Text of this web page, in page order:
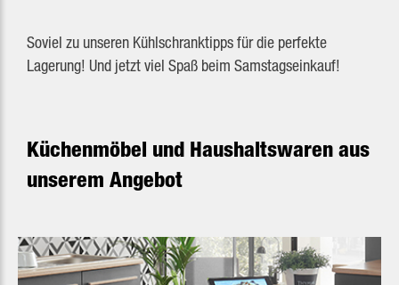
Soviel zu unseren Kühlschranktipps für die perfekte
Lagerung! Und jetzt viel Spaß beim Samstagseinkauf!
Küchenmöbel und Haushaltswaren aus
unserem Angebot